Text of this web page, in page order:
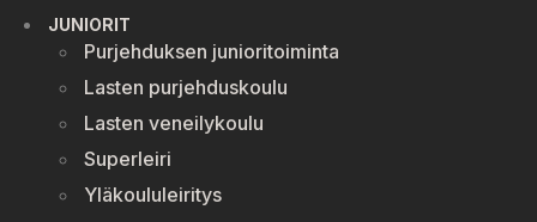
JUNIORIT
Purjehduksen junioritoiminta
Lasten purjehduskoulu
Lasten veneilykoulu
Superleiri
Yläkoululeiritys